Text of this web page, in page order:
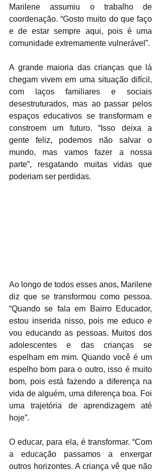
Marilene assumiu o trabalho de
coordenação. “Gosto muito do que faço
e de estar sempre aqui, pois é uma
comunidade extremamente vulnerável”.
A grande maioria das crianças que lá
chegam vivem em uma situação difícil,
com laços familiares e sociais
desestruturados, mas ao passar pelos
espaços educativos se transformam e
constroem um futuro. “Isso deixa a
gente feliz, podemos não salvar o
mundo, mas vamos fazer a nossa
parte”, resgatando muitas vidas que
poderiam ser perdidas.
Ao longo de todos esses anos, Marilene
diz que se transformou como pessoa.
“Quando se fala em Bairro Educador,
estou inserida nisso, pois me educo e
vou educando as pessoas. Muitos dos
adolescentes e das crianças se
espelham em mim. Quando você é um
espelho bom para o outro, isso é muito
bom, pois está fazendo a diferença na
vida de alguém, uma diferença boa. Foi
uma trajetória de aprendizagem até
hoje”.
O educar, para ela, é transformar. “Com
a educação passamos a enxergar
outros horizontes. A criança vê que não